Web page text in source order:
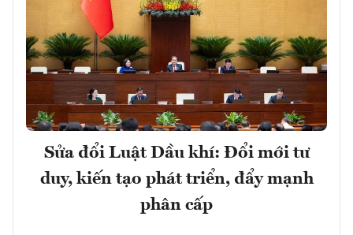
Sửa đổi Luật Dầu khí: Đổi mới tư
duy, kiến tạo phát triển, đẩy mạnh
phân cấp